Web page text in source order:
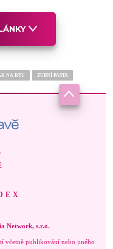
NA RTU ZUBNÍ PASTA
Network, s.r.o.
včetně publikování nebo jiného